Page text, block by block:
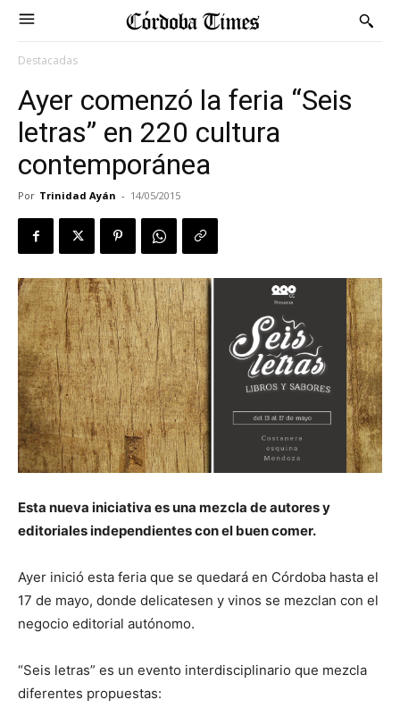
Destacadas
Ayer comenzó la feria “Seis
letras” en 220 cultura
contemporánea
Por Trinidad Ayán - 14/05/2015
Esta nueva iniciativa es una mezcla de autores y
editoriales independientes con el buen comer.
Ayer inició esta feria que se quedará en Córdoba hasta el
17 de mayo, donde delicatesen y vinos se mezclan con el
negocio editorial autónomo.
“Seis letras” es un evento interdisciplinario que mezcla
diferentes propuestas: